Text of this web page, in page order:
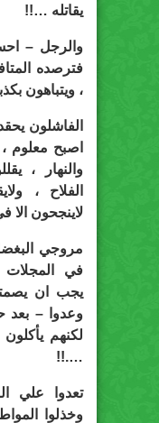
يقاتله …!!
والرجل –
فترصده
، ويتباهون
الفاشلون
اصبح معلوم
والنهار ،
الفلاح ،
لاينجحون
مروجي
في المجلات
يجب ان
وعدوا – بعد
لكنهم
….!!
تعدوا علي
وخذلوا